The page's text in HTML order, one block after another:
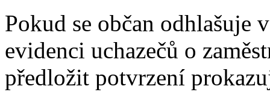
Pokud se občan odhlašuje
evidenci uchazečů o
předložit potvrzení